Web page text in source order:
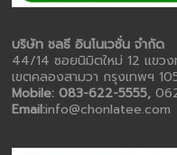
บริษัท ชลธี อินโนเวชั่น จำกัด
44/14 ซอยนิมิตใหม่ 12 แขว
เขตคลองสามวา กรุงเทพฯ
Mobile: 083-622-5555,
Email:info@chonlatee.com